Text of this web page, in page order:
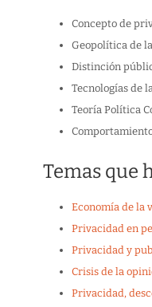
Concepto de
Geopolítica de
Distinción
Tecnologías de
Teoría Política
Temas que
Economía de la
Privacidad en
Privacidad y
Crisis de la
Privacidad,